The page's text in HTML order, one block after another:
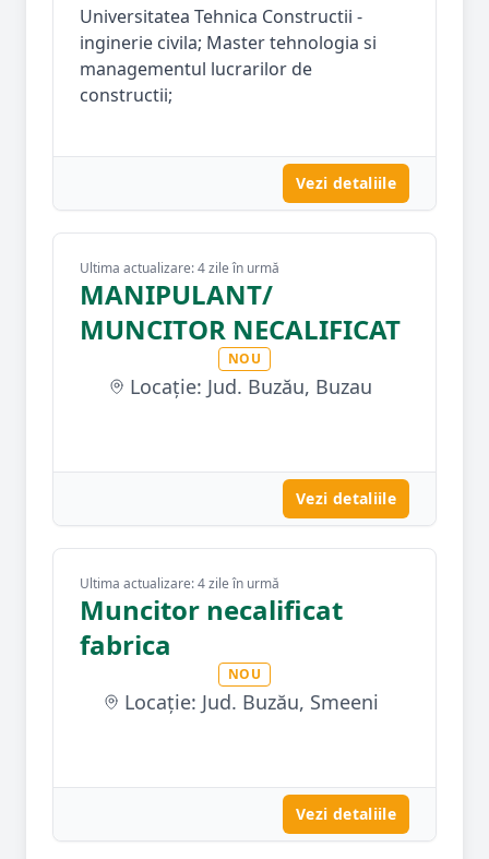
Universitatea Tehnica Constructii -
inginerie civila; Master tehnologia si
managementul lucrarilor de
constructii;
Vezi detaliile
Ultima actualizare: 4 zile în urmă
MANIPULANT/
MUNCITOR NECALIFICAT
NOU
Locație: Jud. Buzău, Buzau
Vezi detaliile
Ultima actualizare: 4 zile în urmă
Muncitor necalificat
fabrica
NOU
Locație: Jud. Buzău, Smeeni
Vezi detaliile